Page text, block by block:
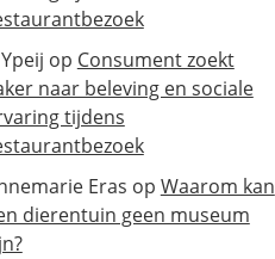
op Consument zoekt
naar beleving en sociale
tijdens
Eras op Waarom kan
dierentuin geen museum